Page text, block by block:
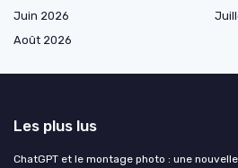
Juin 2026
Août 2026
Les plus lus
ChatGPT et le montage photo : une